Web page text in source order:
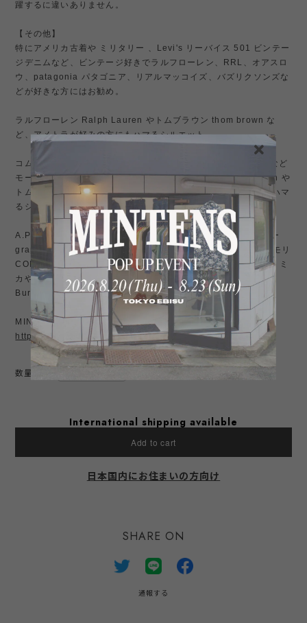
躍するに違いありません。
【その他】
特にアメリカ古着や ミリタリー 、Levi's リーバイス 501 ビンテー
ジデニムなど、ビンテージ好きでラルフローレン、RRL、オアスロ
ウ、patagonia パタゴニア、リアルマッコイズ、バズリクソンズな
どが好きな方にはお勧め。
ラルフローレン Ralph Lauren やトムブラウン thom brown な
ど、アメトラが好みの方にもハマるシルエット。
コムデギャルソン好き、ヨウジヤマモトやイッセイミヤケ、y3など
モード好きにももちろんのこと、ラルフローレン Ralph Lauren や
トムブラウン thom brown など、アメトラが好みの方でしたらハマ
るシルエット。
A.PRESSE アプレッセ、INTERIM インテリム、グラフペーパー
graphpaper、Neat ニート 、YAECA ヤエカやオーラリー、コモリ
COMOLI、ciota シオタ、HELILL ヘリル、ANATOMICA アナトミ
カやノースフェイス、ナナミカ、イズネス、LE レショップ、
Burberry 一枚袖、古着などが好きな方にお勧め。
MINTENSお勧め商品はこちら↓
https://shop.mintens-tokyo.com/categories/3774631
数量
International shipping available
Add to cart
日本国内にお住まいの方向け
SHARE ON
通報する